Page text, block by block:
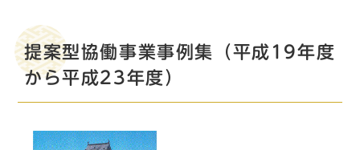
提案型協働事業事例集（平成19年度
から平成23年度）